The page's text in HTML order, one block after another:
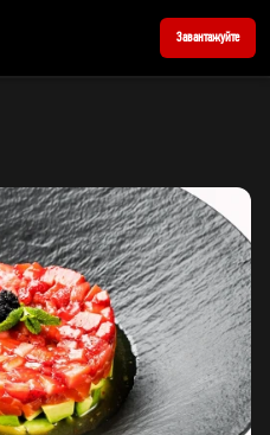
Завантажуйте
Забронювати стіл